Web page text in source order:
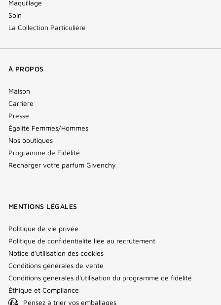
Maquillage
Soin
La Collection Particulière
À PROPOS
Maison
Carrière
Presse
Égalité Femmes/Hommes
Nos boutiques
Programme de Fidélité
Recharger votre parfum Givenchy
MENTIONS LÉGALES
Politique de vie privée
Politique de confidentialité liée au recrutement
Notice d'utilisation des cookies
Conditions générales de vente
Conditions générales d'utilisation du programme de fidélité
Éthique et Compliance
Pensez à trier vos emballages